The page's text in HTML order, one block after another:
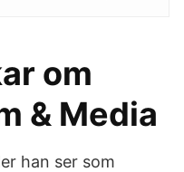
om
& Media
han ser som